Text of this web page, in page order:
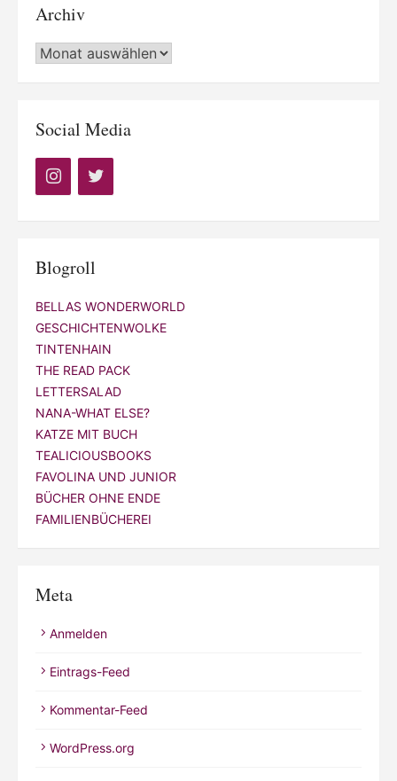
Archiv
Archiv
Social Media
Blogroll
BELLAS WONDERWORLD
GESCHICHTENWOLKE
TINTENHAIN
THE READ PACK
LETTERSALAD
NANA-WHAT ELSE?
KATZE MIT BUCH
TEALICIOUSBOOKS
FAVOLINA UND JUNIOR
BÜCHER OHNE ENDE
FAMILIENBÜCHEREI
Meta
Anmelden
Eintrags-Feed
Kommentar-Feed
WordPress.org